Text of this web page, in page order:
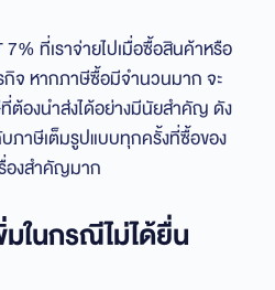
7% ที่เราจ่ายไปเมื่อซื้อสินค้าหรือ
กิจ หากภาษีซื้อมีจำนวนมาก จะ
ต้องนำส่งได้อย่างมีนัยสำคัญ ดัง
ภาษีเต็มรูปแบบทุกครั้งที่ซื้อของ
รื่องสำคัญมาก
มในกรณีไม่ได้ยื่น